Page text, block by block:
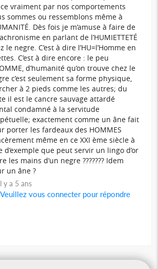
vraiment par nos comportements
sommes ou ressemblons même à
Dès fois je m’amuse à faire de
en parlant de l’HUMIETTETÉ
le negre. C’est à dire l’HU=l’Homme en
C’est à dire encore : le peu
d’humanité qu’on trouve chez le
c’est seulement sa forme physique,
à 2 pieds comme les autres; du
il est le cancre sauvage attardé
condamné à la servitude
exactement comme un âne fait
porter les fardeaux des HOMMES
même en ce XXI ème siècle à
d’exemple que peut servir un lingo d’or
les mains d’un negre ??????? Idem
un âne ?
y a 5 ans
Veuillez vous connecter pour répondre